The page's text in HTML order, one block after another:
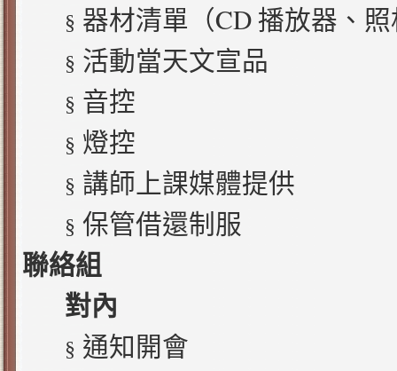
§ 器材清單（CD 播放器、
§ 活動當天文宣品
§ 音控
§ 燈控
§ 講師上課媒體提供
§ 保管借還制服
聯絡組
對內
§ 通知開會